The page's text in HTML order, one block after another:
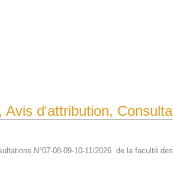
Avis d'attribution,
N°07-08-09-10-11/2026 de la faculté